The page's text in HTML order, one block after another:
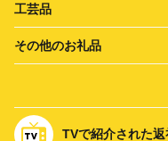
工芸品
その他のお礼品
TVで紹介された